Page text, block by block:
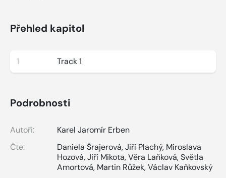
Přehled kapitol
1 Track 1
Podrobnosti
Autoři:
Karel Jaromír Erben
Čte:
Daniela Šrajerová,Jiří Plachý, Miroslava
Hozová,Jiří Mikota,Věra Laňková,Světla
Amortová, Martin Růžek,Václav Kaňkovský